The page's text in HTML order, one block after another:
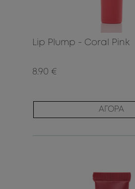
Lip Plump - Coral Pink
8.90 €
ΑΓΟΡΑ